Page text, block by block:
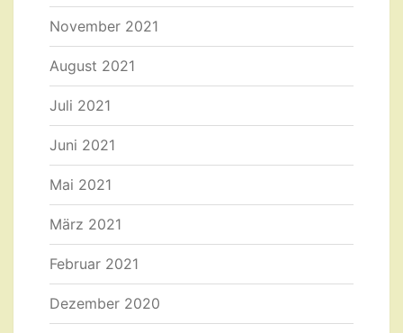
November 2021
August 2021
Juli 2021
Juni 2021
Mai 2021
März 2021
Februar 2021
Dezember 2020